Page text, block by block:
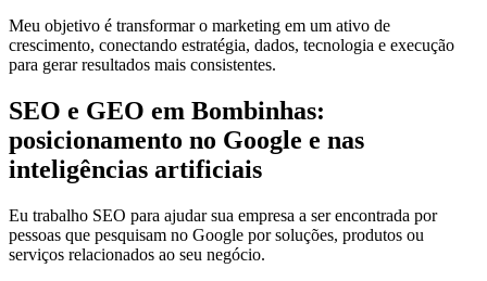
Meu objetivo é transformar o marketing em um ativo de
crescimento, conectando estratégia, dados, tecnologia e execução
para gerar resultados mais consistentes.
SEO e GEO em Bombinhas:
posicionamento no Google e nas
inteligências artificiais
Eu trabalho SEO para ajudar sua empresa a ser encontrada por
pessoas que pesquisam no Google por soluções, produtos ou
serviços relacionados ao seu negócio.